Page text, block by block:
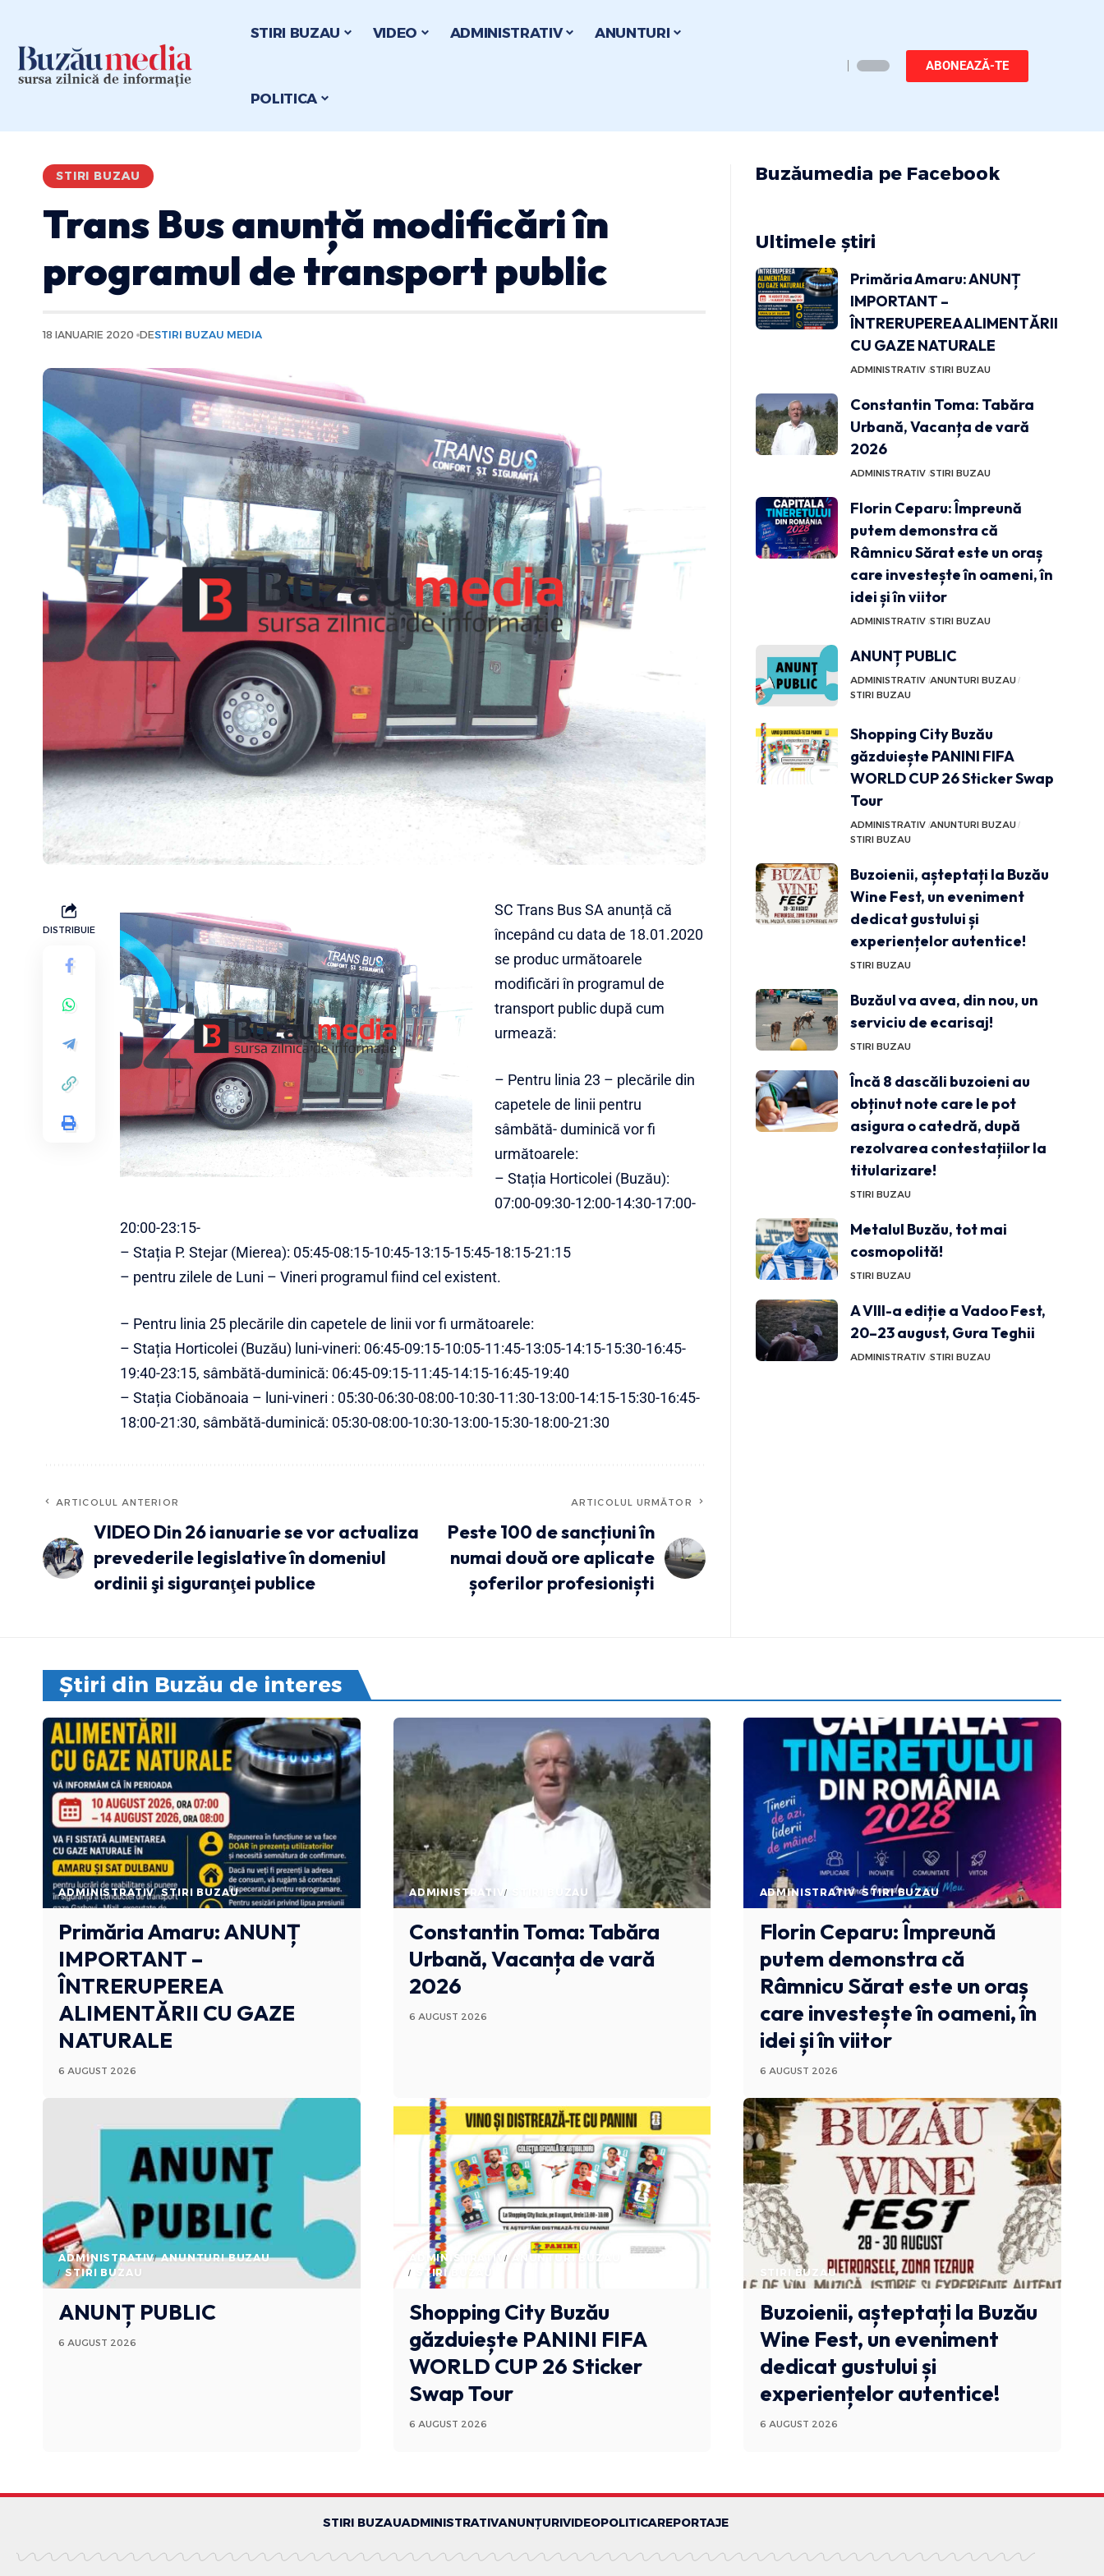
STIRI BUZAU VIDEO ADMINISTRATIV ANUNTURI
POLITICA
ABONEAZĂ-TE
STIRI BUZAU
Trans Bus anunță modificări în
programul de transport public
18 IANUARIE 2020 DESTIRI BUZAU MEDIA
DISTRIBUIE
SC Trans Bus SA anunță că
începând cu data de 18.01.2020
se produc următoarele
modificări în programul de
transport public după cum
urmează:
– Pentru linia 23 – plecările din
capetele de linii pentru
sâmbătă- duminică vor fi
următoarele:
– Stația Horticolei (Buzău):
07:00-09:30-12:00-14:30-17:00-
20:00-23:15-
– Stația P. Stejar (Mierea): 05:45-08:15-10:45-13:15-15:45-18:15-21:15
– pentru zilele de Luni – Vineri programul fiind cel existent.
– Pentru linia 25 plecările din capetele de linii vor fi următoarele:
– Stația Horticolei (Buzău) luni-vineri: 06:45-09:15-10:05-11:45-13:05-14:15-15:30-16:45-
19:40-23:15, sâmbătă-duminică: 06:45-09:15-11:45-14:15-16:45-19:40
– Stația Ciobănoaia – luni-vineri : 05:30-06:30-08:00-10:30-11:30-13:00-14:15-15:30-16:45-
18:00-21:30, sâmbătă-duminică: 05:30-08:00-10:30-13:00-15:30-18:00-21:30
ARTICOLUL ANTERIOR
VIDEO Din 26 ianuarie se vor actualiza
prevederile legislative în domeniul
ordinii şi siguranţei publice
ARTICOLUL URMĂTOR
Peste 100 de sancțiuni în
numai două ore aplicate
șoferilor profesioniști
Buzăumedia pe Facebook
Ultimele știri
Primăria Amaru: ANUNȚ
IMPORTANT –
ÎNTRERUPEREA ALIMENTĂRII
CU GAZE NATURALE
ADMINISTRATIV STIRI BUZAU
Constantin Toma: Tabăra
Urbană, Vacanța de vară
2026
ADMINISTRATIV STIRI BUZAU
Florin Ceparu: Împreună
putem demonstra că
Râmnicu Sărat este un oraș
care investește în oameni, în
idei și în viitor
ADMINISTRATIV STIRI BUZAU
ANUNȚ PUBLIC
ADMINISTRATIV ANUNTURI BUZAU
STIRI BUZAU
Shopping City Buzău
găzduiește PANINI FIFA
WORLD CUP 26 Sticker Swap
Tour
ADMINISTRATIV ANUNTURI BUZAU
STIRI BUZAU
Buzoienii, așteptați la Buzău
Wine Fest, un eveniment
dedicat gustului și
experiențelor autentice!
STIRI BUZAU
Buzăul va avea, din nou, un
serviciu de ecarisaj!
STIRI BUZAU
Încă 8 dascăli buzoieni au
obținut note care le pot
asigura o catedră, după
rezolvarea contestațiilor la
titularizare!
STIRI BUZAU
Metalul Buzău, tot mai
cosmopolită!
STIRI BUZAU
A VIII-a ediție a Vadoo Fest,
20–23 august, Gura Teghii
ADMINISTRATIV STIRI BUZAU
Știri din Buzău de interes
ADMINISTRATIV STIRI BUZAU
Primăria Amaru: ANUNȚ
IMPORTANT –
ÎNTRERUPEREA
ALIMENTĂRII CU GAZE
NATURALE
6 AUGUST 2026
ADMINISTRATIV STIRI BUZAU
Constantin Toma: Tabăra
Urbană, Vacanța de vară
2026
6 AUGUST 2026
ADMINISTRATIV STIRI BUZAU
Florin Ceparu: Împreună
putem demonstra că
Râmnicu Sărat este un oraș
care investește în oameni, în
idei și în viitor
6 AUGUST 2026
ADMINISTRATIV ANUNTURI BUZAU
STIRI BUZAU
ANUNȚ PUBLIC
6 AUGUST 2026
ADMINISTRATIV ANUNTURI BUZAU
STIRI BUZAU
Shopping City Buzău
găzduiește PANINI FIFA
WORLD CUP 26 Sticker
Swap Tour
6 AUGUST 2026
STIRI BUZAU
Buzoienii, așteptați la Buzău
Wine Fest, un eveniment
dedicat gustului și
experiențelor autentice!
6 AUGUST 2026
STIRI BUZAUADMINISTRATIVANUNȚURIVIDEOPOLITICAREPORTAJE